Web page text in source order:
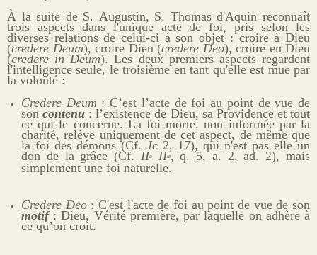
À la suite de S. Augustin, S. Thomas d'Aquin reconnaît
trois aspects dans l'unique acte de foi, pris selon les
diverses relations de celui-ci à son objet : croire à Dieu
(credere Deum), croire Dieu (credere Deo), croire en Dieu
(credere in Deum). Les deux premiers aspects regardent
l'intelligence seule, le troisième en tant qu'elle est mue par
la volonté :
Credere Deum : C’est l’acte de foi au point de vue de
soncontenu : l’existence de Dieu, sa Providence et tout
ce qui le concerne. La foi morte, non informée par la
charité, relève uniquement de cet aspect, de même que
la foi des démons (Cf. Jc 2, 17), qui n'est pas elle un
don de la grâce (Cf. IIaIIæ, q. 5, a. 2, ad. 2), mais
simplement une foi naturelle.
Credere Deo: C'est l'acte de foi au point de vue de son
motif : Dieu, Vérité première, par laquelle on adhère à
ce qu’on croit.